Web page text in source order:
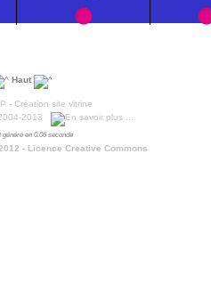
Haut
- Création site vitrine
2013
généré en 0.06 seconde
- Licence Creative Commons